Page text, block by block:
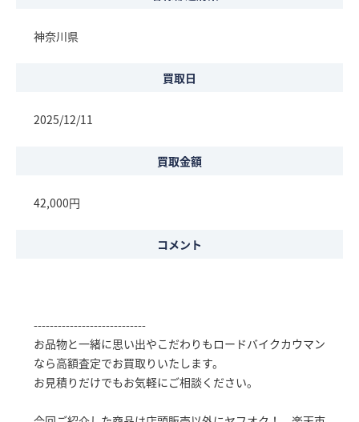
神奈川県
買取日
2025/12/11
買取金額
42,000円
コメント
----------------------------
お品物と一緒に思い出やこだわりもロードバイクカウマン
なら高額査定でお買取りいたします。
お見積りだけでもお気軽にご相談ください。